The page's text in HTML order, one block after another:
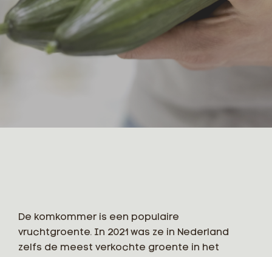
De komkommer is een populaire
vruchtgroente. In 2021 was ze in Nederland
zelfs de meest verkochte groente in het